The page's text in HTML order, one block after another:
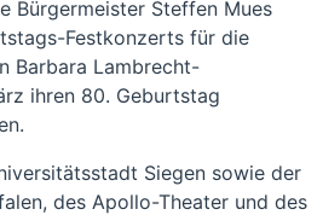
Bürgermeister Steffen Mues
Festkonzerts für die
Barbara Lambrecht-
ihren 80. Geburtstag
Siegen sowie der
des Apollo-Theater und des